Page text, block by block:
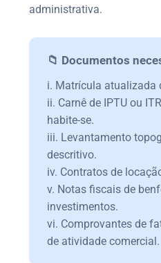
administrativa.
📁 Documentos
i. Matrícula atualizada
ii. Carnê de IPTU ou
habite-se.
iii. Levantamento
descritivo.
iv. Contratos de
v. Notas fiscais de
investimentos.
vi. Comprovantes de
de atividade comercial.